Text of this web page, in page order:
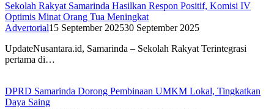
Sekolah Rakyat Samarinda Hasilkan Respon Positif, Komisi IV
Optimis Minat Orang Tua Meningkat
Advertorial15 September 202530 September 2025
UpdateNusantara.id, Samarinda – Sekolah Rakyat Terintegrasi
pertama di…
DPRD Samarinda Dorong Pembinaan UMKM Lokal, Tingkatkan
Daya Saing